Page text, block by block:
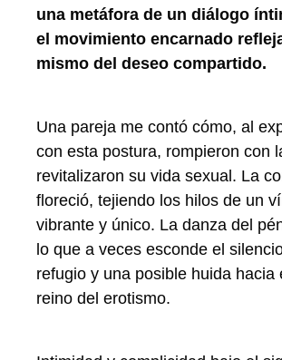
una metáfora de un diálogo
el movimiento encarnado
mismo del deseo compartido.
Una pareja me contó cómo, al
con esta postura, rompieron con
revitalizaron su vida sexual. La
floreció, tejiendo los hilos de un
vibrante y único. La danza del
lo que a veces esconde el
refugio y una posible huida hacia
reino del erotismo.